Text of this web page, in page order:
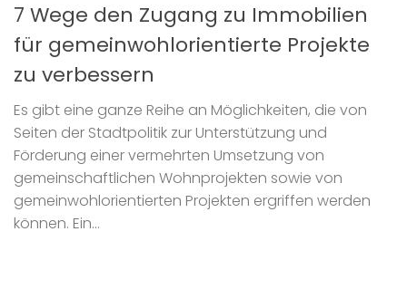
7 Wege den Zugang zu Immobilien
für gemeinwohlorientierte Projekte
zu verbessern
Es gibt eine ganze Reihe an Möglichkeiten, die von
Seiten der Stadtpolitik zur Unterstützung und
Förderung einer vermehrten Umsetzung von
gemeinschaftlichen Wohnprojekten sowie von
gemeinwohlorientierten Projekten ergriffen werden
können. Ein...